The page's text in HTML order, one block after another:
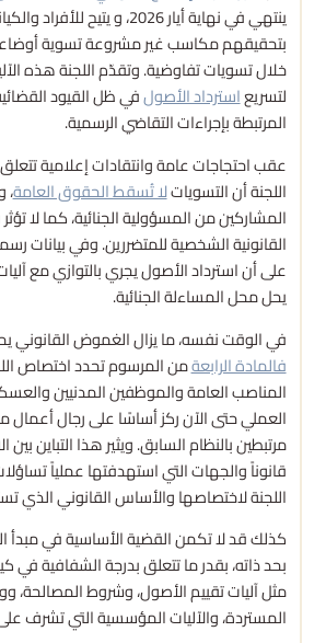
ينتهي في نهاية أيار 2026، و يتيح
بتحقيقهم مكاسب غير مشروعة تسوية
خلال تسويات تفاوضية. وتقدّم اللجنة هذه
لتسريعاسترداد الأصولفي ظل القيود
المرتبطة بإجراءات التقاضي الرسمية.
عقب احتجاجات عامة وانتقادات إعلامية
اللجنة أن التسوياتلا تُسقط الحقوق العامة،
المشاركين من المسؤولية الجنائية، كما لا
القانونية الشخصية للمتضررين. وفي بيانات
على أن استرداد الأصول يجري بالتوازي مع
يحل محل المساءلة الجنائية.
في الوقت نفسه، ما يزال الغموض القانوني
فالمادة الرابعةمن المرسوم تحدد اختصاص
المناصب العامة والموظفين المدنيين
العملي حتى الآن ركز أساسًا على رجال أعمال
مرتبطين بالنظام السابق. ويثير هذا التباين
قانوناً والجهات التي استهدفتها عملياً
اللجنة لاختصاصها والأساس القانوني الذي
كذلك قد لا تكمن القضية الأساسية في مبدأ
بحد ذاته، بقدر ما تتعلق بدرجة الشفافية في
مثل آليات تقييم الأصول، وشروط المصالحة،
المستردة، والآليات المؤسسية التي تشرف